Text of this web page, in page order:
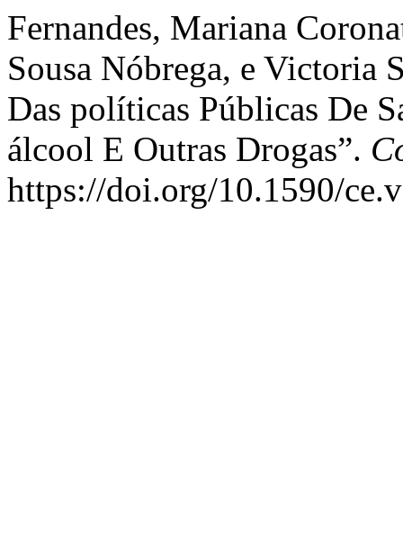
Fernandes, Mariana
Sousa Nóbrega, e Victoria
Das políticas Públicas De
álcool E Outras Drogas”.
https://doi.org/10.1590/